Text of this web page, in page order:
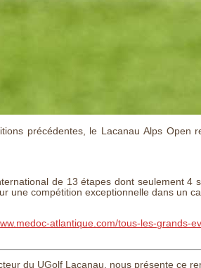
précédentes, le Lacanau Alps
de 13 étapes dont seulement
une compétition exceptionnelle dans un
atlantique.com/tous-les-grands-
du UGolf Lacanau, nous présente ce